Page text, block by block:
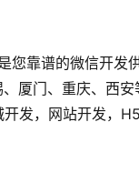
您靠谱的微信开发
厦门、重庆、西安
发，网站开发，